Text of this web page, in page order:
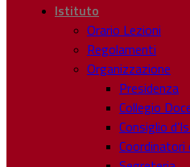
Istituto
Orario Lezioni
Regolamenti
Organizzazione
Presidenza
Collegio
Consiglio
Coordinatori